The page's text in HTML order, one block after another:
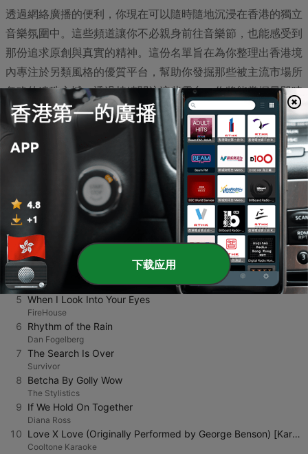
透過網絡廣播的便利，你現在可以隨時隨地沉浸在香港的獨立
音樂氛圍中。這些頻道讓你不必親身前往音樂節，也能感受到
那份追求原創與真實的精神。這份名單旨在為你整理出香港境
內專注於另類風格的優質平台，幫助你發掘那些被主流市場所
忽略的遺珠之憾。透過持續關注這些電台，你將能掌握最即時
的本地與國際樂迷動態，讓耳機裡的旋律與這座城市的脈搏一
同跳動，探索音樂的無限可能。
I Promise You Forever Love
Gaspar
2 Mr. Right
Kim Chiu
3 Bakit Ba Ganyan?
Ikabod
4 SlowJam
Dj Chulo
5 When I Look Into Your Eyes
FireHouse
6 Rhythm of the Rain
Dan Fogelberg
7 The Search Is Over
Survivor
8 Betcha By Golly Wow
The Stylistics
9 If We Hold On Together
Diana Ross
10 Love X Love (Originally Performed by George Benson) [Karaoke Version]
Cooltone Karaoke
下载应用